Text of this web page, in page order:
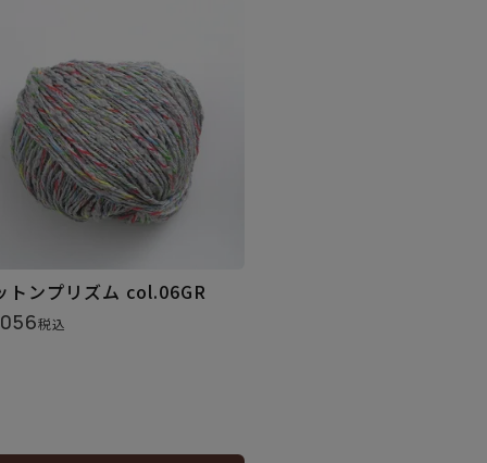
トンプリズム col.06GR
税込